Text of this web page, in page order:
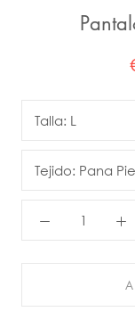
Talla: L
Tejido: Pana